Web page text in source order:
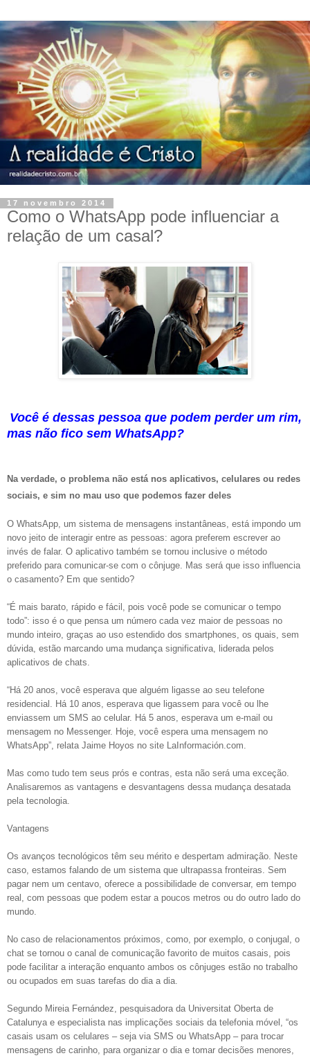
17 novembro 2014
Como o WhatsApp pode influenciar a
relação de um casal?
Você é dessas pessoa que podem perder um rim,
mas não fico sem WhatsApp?
Na verdade, o problema não está nos aplicativos, celulares ou redes
sociais, e sim no mau uso que podemos fazer deles
O WhatsApp, um sistema de mensagens instantâneas, está impondo um
novo jeito de interagir entre as pessoas: agora preferem escrever ao
invés de falar. O aplicativo também se tornou inclusive o método
preferido para comunicar-se com o cônjuge. Mas será que isso influencia
o casamento? Em que sentido?
“É mais barato, rápido e fácil, pois você pode se comunicar o tempo
todo”: isso é o que pensa um número cada vez maior de pessoas no
mundo inteiro, graças ao uso estendido dos smartphones, os quais, sem
dúvida, estão marcando uma mudança significativa, liderada pelos
aplicativos de chats.
“Há 20 anos, você esperava que alguém ligasse ao seu telefone
residencial. Há 10 anos, esperava que ligassem para você ou lhe
enviassem um SMS ao celular. Há 5 anos, esperava um e-mail ou
mensagem no Messenger. Hoje, você espera uma mensagem no
WhatsApp”, relata Jaime Hoyos no site LaInformación.com.
Mas como tudo tem seus prós e contras, esta não será uma exceção.
Analisaremos as vantagens e desvantagens dessa mudança desatada
pela tecnologia.
Vantagens
Os avanços tecnológicos têm seu mérito e despertam admiração. Neste
caso, estamos falando de um sistema que ultrapassa fronteiras. Sem
pagar nem um centavo, oferece a possibilidade de conversar, em tempo
real, com pessoas que podem estar a poucos metros ou do outro lado do
mundo.
No caso de relacionamentos próximos, como, por exemplo, o conjugal, o
chat se tornou o canal de comunicação favorito de muitos casais, pois
pode facilitar a interação enquanto ambos os cônjuges estão no trabalho
ou ocupados em suas tarefas do dia a dia.
Segundo Mireia Fernández, pesquisadora da Universitat Oberta de
Catalunya e especialista nas implicações sociais da telefonia móvel, “os
casais usam os celulares – seja via SMS ou WhatsApp – para trocar
mensagens de carinho, para organizar o dia e tomar decisões menores,